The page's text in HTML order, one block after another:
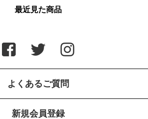
最近見た商品
よくあるご質問
新規会員登録